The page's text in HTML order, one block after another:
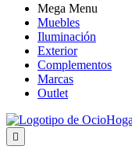
Mega Menu
Muebles
Iluminación
Exterior
Complementos
Marcas
Outlet
